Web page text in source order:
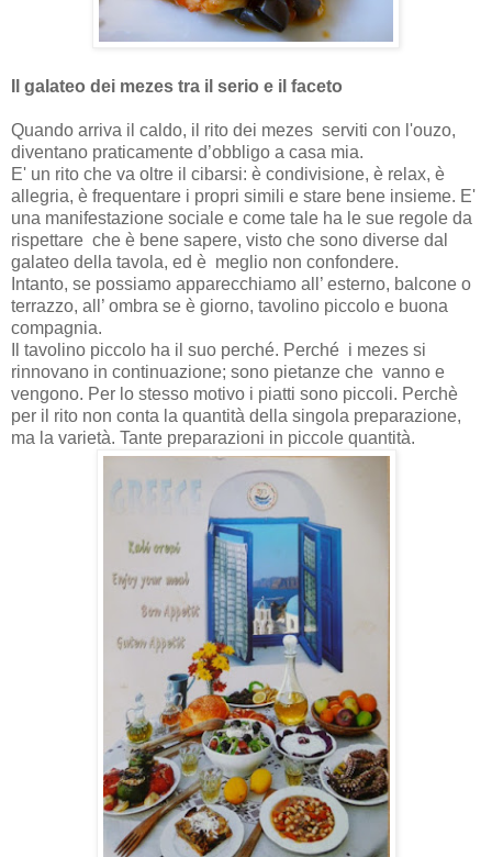
Il galateo dei mezes tra il serio e il faceto
Quando arriva il caldo, il rito dei mezes serviti con l'ouzo,
diventano praticamente d’obbligo a casa mia.
E' un rito che va oltre il cibarsi: è condivisione, è relax, è
allegria, è frequentare i propri simili e stare bene insieme. E'
una manifestazione sociale e come tale ha le sue regole da
rispettare che è bene sapere, visto che sono diverse dal
galateo della tavola, ed è meglio non confondere.
Intanto, se possiamo apparecchiamo all’ esterno, balcone o
terrazzo, all’ ombra se è giorno, tavolino piccolo e buona
compagnia.
Il tavolino piccolo ha il suo perché. Perché i mezes si
rinnovano in continuazione; sono pietanze che vanno e
vengono. Per lo stesso motivo i piatti sono piccoli. Perchè
per il rito non conta la quantità della singola preparazione,
ma la varietà. Tante preparazioni in piccole quantità.